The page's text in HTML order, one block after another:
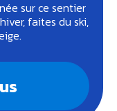
sur ce sentier
faites du ski,